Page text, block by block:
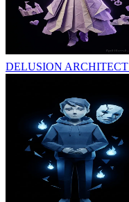
DELUSION ARCHITECT